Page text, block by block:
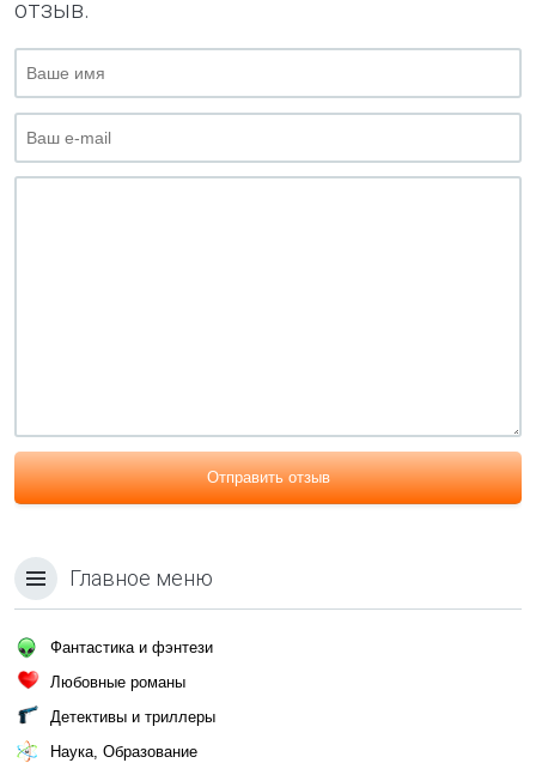
отзыв.
Отправить отзыв
Главное меню
Фантастика и фэнтези
Любовные романы
Детективы и триллеры
Наука, Образование